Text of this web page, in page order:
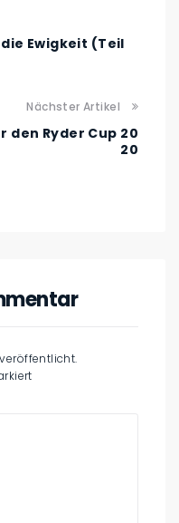
Ewigkeit (Teil
Nächster Artikel
den Ryder Cup 20
20